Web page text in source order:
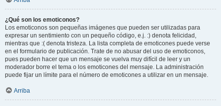
¿Qué son los emoticonos?
Los emoticonos son pequeñas imágenes que pueden ser utilizadas para
expresar un sentimiento con un pequeño código, e.j. :) denota felicidad,
mientras que :( denota tristeza. La lista completa de emoticones puede verse
en el formulario de publicación. Trate de no abusar del uso de emoticonos,
pues pueden hacer que un mensaje se vuelva muy difícil de leer y un
moderador borre el tema o los emoticones del mensaje. La administración
puede fijar un límite para el número de emoticones a utilizar en un mensaje.
Arriba